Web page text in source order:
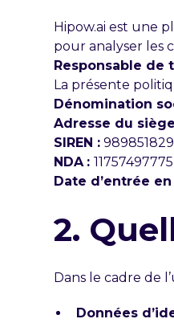
Hipow.ai est une
pour analyser les
Responsable de
La présente
Dénomination
Adresse du
SIREN :
NDA :11757497775
Date d’entrée
2.
Dans le cadre de
Données